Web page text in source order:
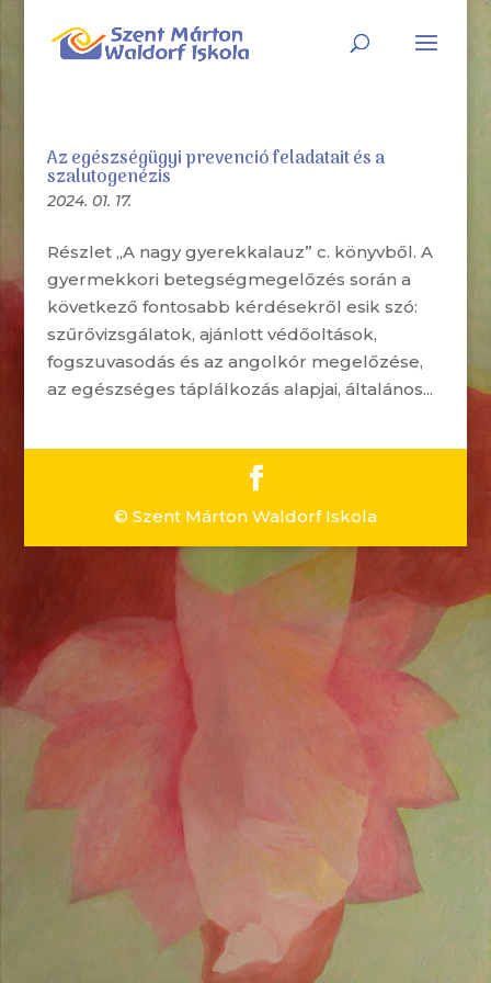
Az egészségügyi prevenció feladatait és a
szalutogenézis
2024. 01. 17.
Részlet „A nagy gyerekkalauz” c. könyvből. A
gyermekkori betegségmegelőzés során a
következő fontosabb kérdésekről esik szó:
szűrővizsgálatok, ajánlott védőoltások,
fogszuvasodás és az angolkór megelőzése,
az egészséges táplálkozás alapjai, általános...
© Szent Márton Waldorf Iskola